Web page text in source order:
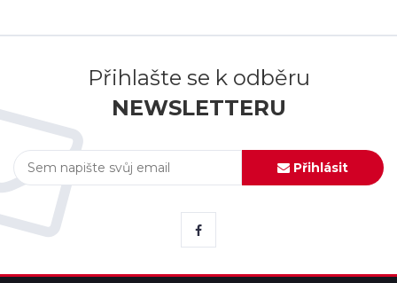
Přihlašte se k odběru
NEWSLETTERU
Přihlásit